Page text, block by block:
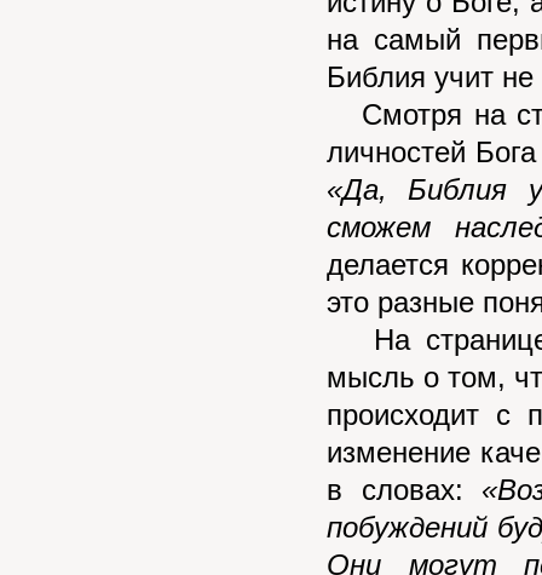
на самый
Библия учит не
Смотря на
личностей
«Да, Библия
сможем
делается
это разные
На странице
мысль о том,
происходит с
изменение
в словах:
побуждений
Они могут